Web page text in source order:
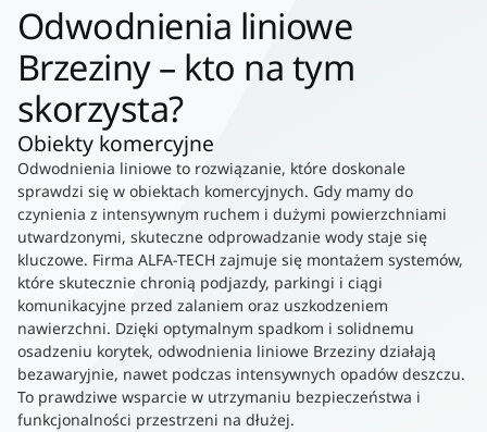
Odwodnienia liniowe
Brzeziny – kto na tym
skorzysta?
Obiekty komercyjne
Odwodnienia liniowe to rozwiązanie, które doskonale
sprawdzi się w obiektach komercyjnych. Gdy mamy do
czynienia z intensywnym ruchem i dużymi powierzchniami
utwardzonymi, skuteczne odprowadzanie wody staje się
kluczowe. Firma ALFA-TECH zajmuje się montażem systemów,
które skutecznie chronią podjazdy, parkingi i ciągi
komunikacyjne przed zalaniem oraz uszkodzeniem
nawierzchni. Dzięki optymalnym spadkom i solidnemu
osadzeniu korytek, odwodnienia liniowe Brzeziny działają
bezawaryjnie, nawet podczas intensywnych opadów deszczu.
To prawdziwe wsparcie w utrzymaniu bezpieczeństwa i
funkcjonalności przestrzeni na dłużej.